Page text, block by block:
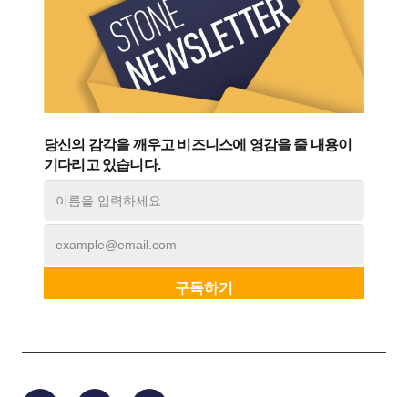
당신의 감각을 깨우고 비즈니스에 영감을 줄 내용이
기다리고 있습니다.